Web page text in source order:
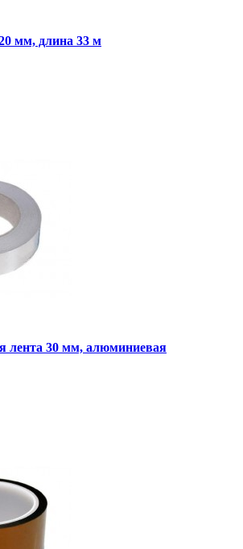
мм, длина 33 м
лента 30 мм, алюминиевая